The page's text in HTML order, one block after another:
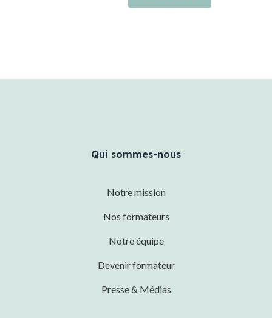
Qui sommes-nous
Notre mission
Nos formateurs
Notre équipe
Devenir formateur
Presse & Médias